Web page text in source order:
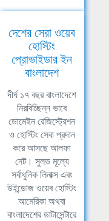
দেশের সেরা ওয়েব
হোস্টিং
প্রোভাইডার ইন
বাংলাদেশ
দীর্ঘ ১৭ বছর বাংলাদেশে
নিরবিচ্ছিন্ন ভাবে
ডোমেইন রেজিস্ট্রেশন
ও হোস্টিং সেবা প্রদান
করে আসছে আলফা
নেট। সুলভ মূল্যে
সর্বাধুনিক লিনাক্স এবং
উইন্ডোজ ওয়েব হোস্টিং
আমেরিকা অথবা
বাংলাদেশের ডাটাসেন্টারে